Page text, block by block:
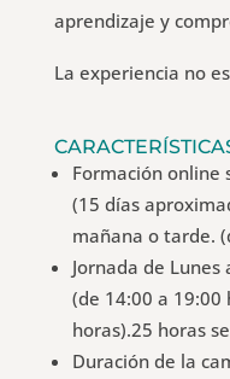
aprendizaje y
La experiencia no
Formación online
(15 días
mañana o tarde.
Jornada de
(de 14:00 a 19:00
horas).25 horas
Duración de la